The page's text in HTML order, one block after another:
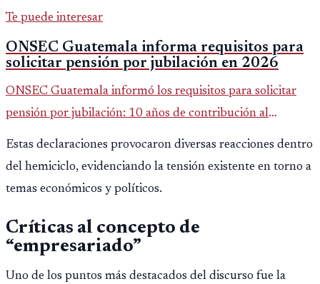
Te puede interesar
ONSEC Guatemala informa requisitos para
solicitar pensión por jubilación en 2026
ONSEC Guatemala informó los requisitos para solicitar
pensión por jubilación: 10 años de contribución al
Montepío y 50 años de edad, o 20 años de servicio sin
importar edad.
Estas declaraciones provocaron diversas reacciones dentro
del hemiciclo, evidenciando la tensión existente en torno a
temas económicos y políticos.
Críticas al concepto de
“empresariado”
Uno de los puntos más destacados del discurso fue la